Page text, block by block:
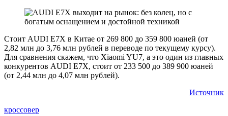
Стоит AUDI E7X в Китае от 269 800 до 359 800 юаней (от
2,82 млн до 3,76 млн рублей в переводе по текущему курсу).
Для сравнения скажем, что Xiaomi YU7, а это один из главных
конкурентов AUDI E7X, стоит от 233 500 до 389 900 юаней
(от 2,44 млн до 4,07 млн рублей).
Источник
кроссовер